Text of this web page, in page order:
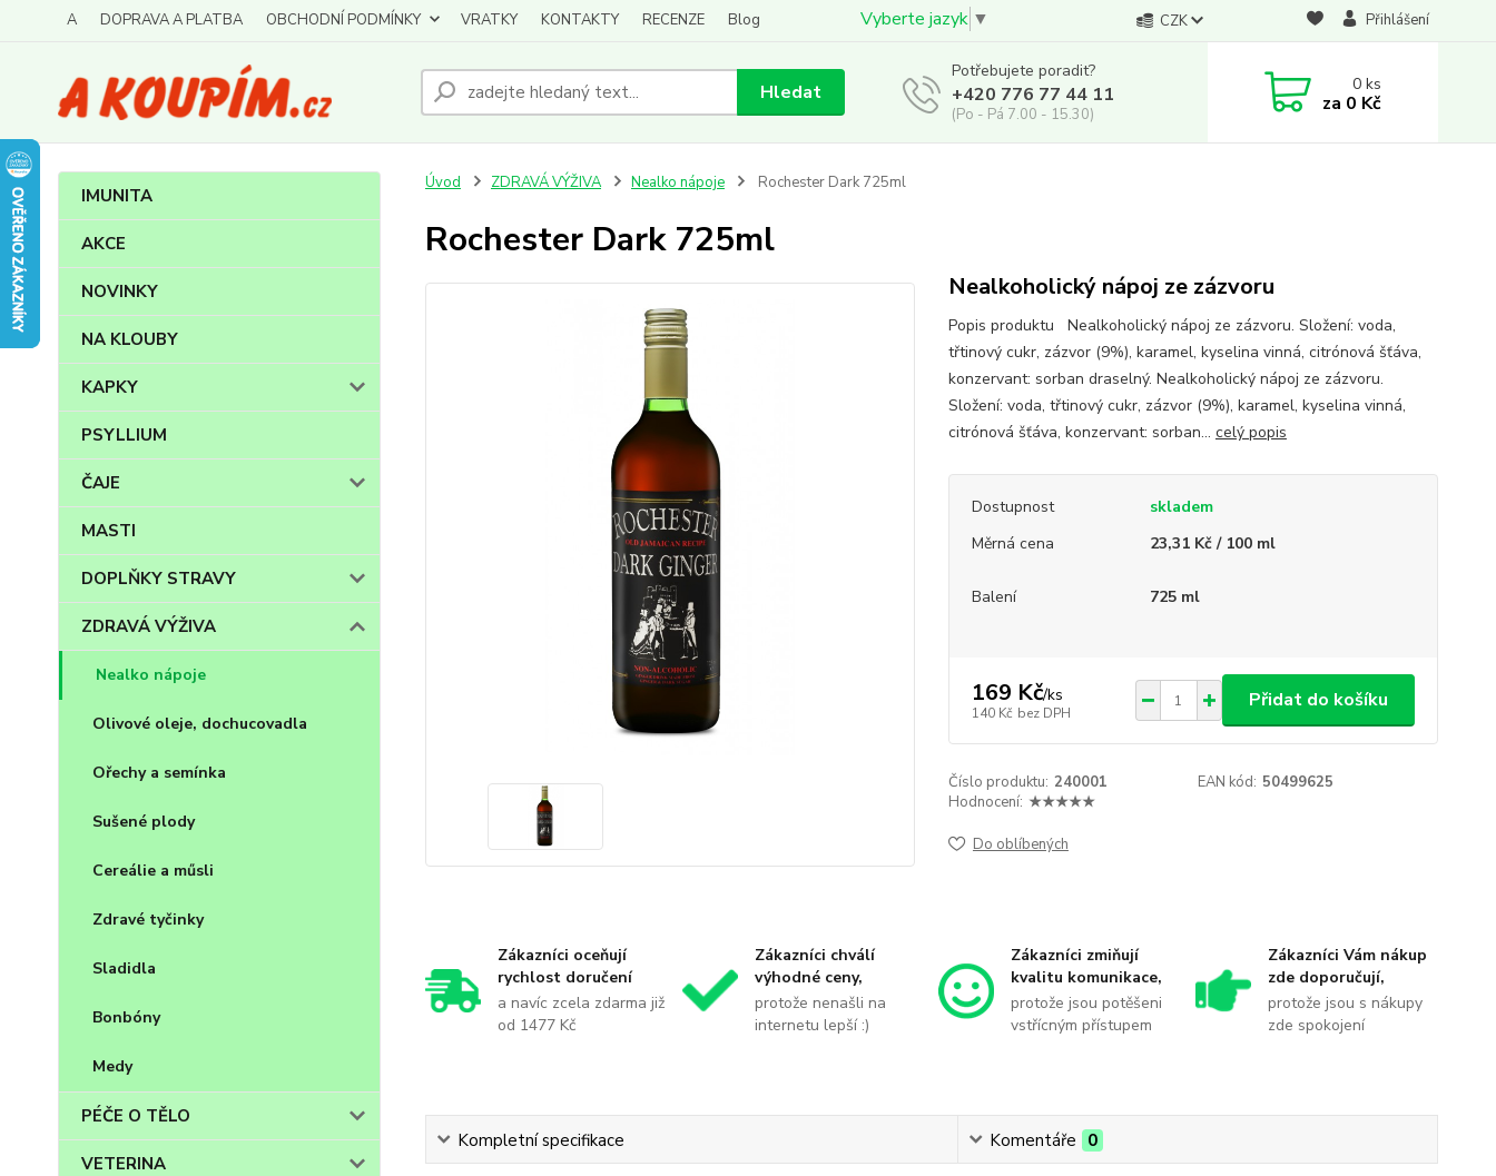
Vyberte jazyk ▼
A DOPRAVA A PLATBA OBCHODNÍ PODMÍNKY VRATKY KONTAKTY RECENZE Blog CZK Přihlášení
Hledat
Potřebujete poradit?
+420 776 77 44 11
(Po - Pá 7.00 - 15.30)
0ks
za 0 Kč
IMUNITA
AKCE
NOVINKY
NA KLOUBY
KAPKY
PSYLLIUM
ČAJE
MASTI
DOPLŇKY STRAVY
ZDRAVÁ VÝŽIVA
Nealko nápoje
Olivové oleje, dochucovadla
Ořechy a semínka
Sušené plody
Cereálie a műsli
Zdravé tyčinky
Sladidla
Bonbóny
Medy
PÉČE O TĚLO
VETERINA
Úvod ZDRAVÁ VÝŽIVA Nealko nápoje Rochester Dark 725ml
Rochester Dark 725ml
Nealkoholický nápoj ze zázvoru
Popis produktu Nealkoholický nápoj ze zázvoru. Složení: voda,
třtinový cukr, zázvor (9%), karamel, kyselina vinná, citrónová šťáva,
konzervant: sorban draselný. Nealkoholický nápoj ze zázvoru.
Složení: voda, třtinový cukr, zázvor (9%), karamel, kyselina vinná,
citrónová šťáva, konzervant: sorban... celý popis
Dostupnost
skladem
Měrná cena
23,31 Kč / 100 ml
Balení 725 ml
169 Kč/ks
140 Kč bez DPH
Přidat do košíku
Číslo produktu: 240001 EAN kód: 50499625
Hodnocení: ★★★★★
Do oblíbených
Zákazníci oceňují
rychlost doručení
a navíc zcela zdarma již
od 1477 Kč
Zákazníci chválí
výhodné ceny,
protože nenašli na
internetu lepší :)
Zákazníci zmiňují
kvalitu komunikace,
protože jsou potěšeni
vstřícným přístupem
Zákazníci Vám nákup
zde doporučují,
protože jsou s nákupy
zde spokojení
Kompletní specifikace Komentáře 0